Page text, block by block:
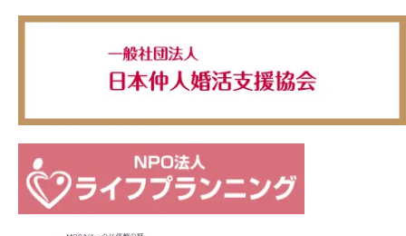
利用目的を明確にし、目的外利用を行わないための措
置を講じ、その利用目的の達成に必要な範囲で利用し
(3)個人情報保護に関する諸法令､国が定める指針､そ
の他の規範､公序良俗を遵守します。
(4)ご本人から取得した個人情報について、データ入
力やデータベース作成などのために、委託先のサーバ
管理会社に預託することがあります。個人情報の取り